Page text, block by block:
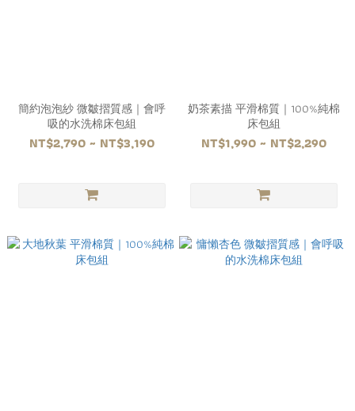
簡約泡泡紗 微皺摺質感｜會呼
吸的水洗棉床包組
NT$2,790 ~ NT$3,190
奶茶素描 平滑棉質｜100%純棉
床包組
NT$1,990 ~ NT$2,290